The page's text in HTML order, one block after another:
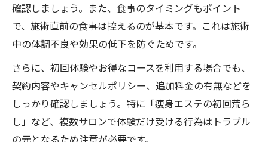
確認しましょう。また、食事のタイミングもポイント
で、施術直前の食事は控えるのが基本です。これは施術
中の体調不良や効果の低下を防ぐためです。
さらに、初回体験やお得なコースを利用する場合でも、
契約内容やキャンセルポリシー、追加料金の有無などを
しっかり確認しましょう。特に「痩身エステの初回荒ら
し」など、複数サロンで体験だけ受ける行為はトラブル
の元となるため注意が必要です。